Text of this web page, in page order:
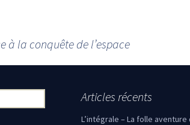
à la conquête de l’espace
Articles récents
L’intégrale – La folle aventure